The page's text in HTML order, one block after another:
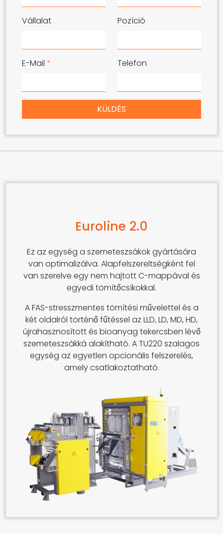
Vállalat Pozíció
E-Mail * Telefon
KÜLDÉS
Euroline 2.0
Ez az egység a szemeteszsákok gyártására
van optimalizálva. Alapfelszereltségként fel
van szerelve egy nem hajtott C-mappával és
egyedi tömítőcsíkokkal.
A FAS-stresszmentes tömítési művelettel és a
két oldalról történő fűtéssel az LLD, LD, MD, HD,
újrahasznosított és bioanyag tekercsben lévő
szemeteszsákká alakítható. A TU220 szalagos
egység az egyetlen opcionális felszerelés,
amely csatlakoztatható.